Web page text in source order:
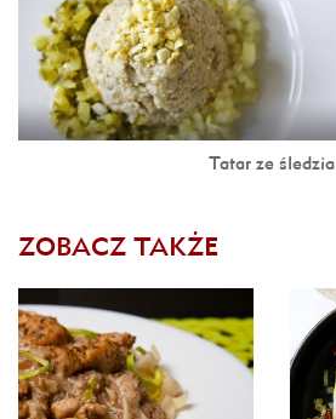
Tatar ze śledzia
ZOBACZ TAKŻE